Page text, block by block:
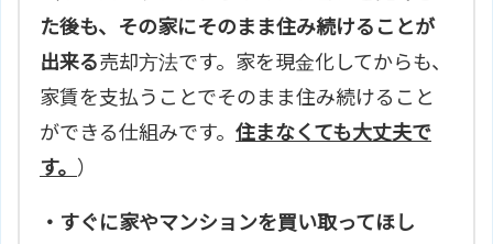
た後も、その家にそのまま住み続けることが
出来る売却方法です。家を現金化してからも、
家賃を支払うことでそのまま住み続けること
ができる仕組みです。 住まなくても大丈夫で
す。 ）
・すぐに家やマンションを買い取ってほし